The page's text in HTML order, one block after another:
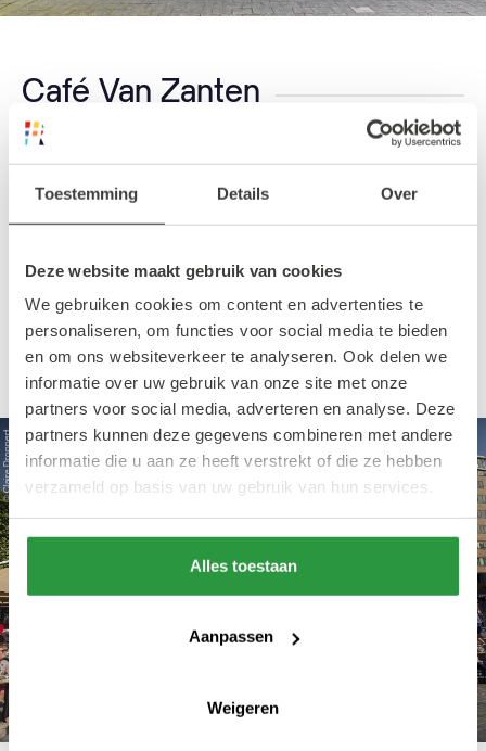
Toestemming Details Over
Deze website maakt gebruik van cookies
We gebruiken cookies om content en advertenties te
personaliseren, om functies voor social media te bieden
en om ons websiteverkeer te analyseren. Ook delen we
informatie over uw gebruik van onze site met onze
partners voor social media, adverteren en analyse. Deze
partners kunnen deze gegevens combineren met andere
informatie die u aan ze heeft verstrekt of die ze hebben
verzameld op basis van uw gebruik van hun services.
Alles toestaan
Aanpassen
Weigeren
Café Van Zanten
Een bekende locatie om het Nederlands elftal
te zien schitteren is natuurlijk bij Van Zanten.
Bij elke grote voetbalhappeningtoveren zij
kaartje moet kopen, en dat ze snel zijn
uitverkocht!
© Claire Droppert